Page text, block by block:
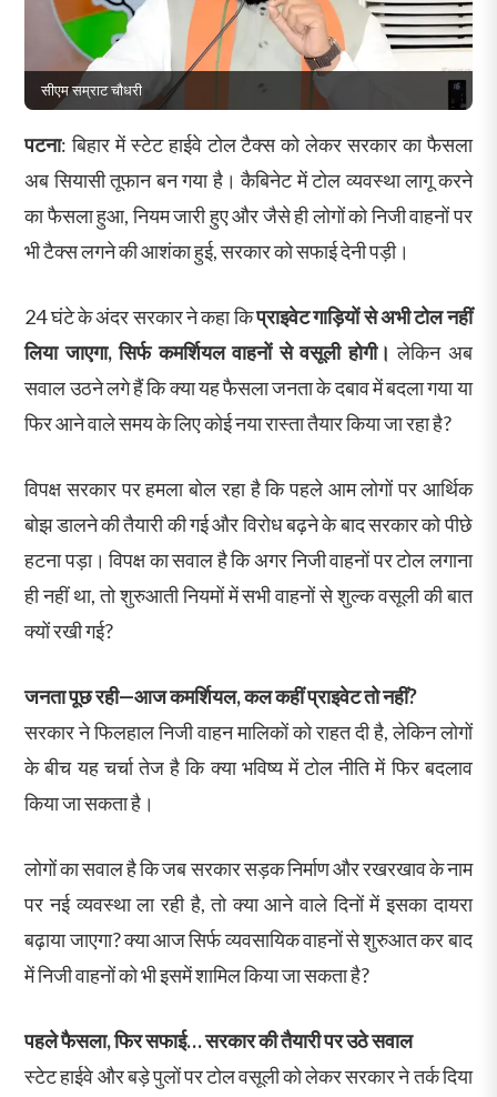
सीएम सम्राट चौधरी
पटना: बिहार में स्टेट हाईवे टोल टैक्स को लेकर सरकार का फैसला
अब सियासी तूफान बन गया है। कैबिनेट में टोल व्यवस्था लागू करने
का फैसला हुआ, नियम जारी हुए और जैसे ही लोगों को निजी वाहनों पर
भी टैक्स लगने की आशंका हुई, सरकार को सफाई देनी पड़ी।
24 घंटे के अंदर सरकार ने कहा किप्राइवेट गाड़ियों से अभी टोल नहीं
लिया जाएगा, सिर्फ कमर्शियल वाहनों से वसूली होगी। लेकिन अब
सवाल उठने लगे हैं कि क्या यह फैसला जनता के दबाव में बदला गया या
फिर आने वाले समय के लिए कोई नया रास्ता तैयार किया जा रहा है?
विपक्ष सरकार पर हमला बोल रहा है कि पहले आम लोगों पर आर्थिक
बोझ डालने की तैयारी की गई और विरोध बढ़ने के बाद सरकार को पीछे
हटना पड़ा। विपक्ष का सवाल है कि अगर निजी वाहनों पर टोल लगाना
ही नहीं था, तो शुरुआती नियमों में सभी वाहनों से शुल्क वसूली की बात
क्यों रखी गई?
जनता पूछ रही—आज कमर्शियल, कल कहीं प्राइवेट तो नहीं?
सरकार ने फिलहाल निजी वाहन मालिकों को राहत दी है, लेकिन लोगों
के बीच यह चर्चा तेज है कि क्या भविष्य में टोल नीति में फिर बदलाव
किया जा सकता है।
लोगों का सवाल है कि जब सरकार सड़क निर्माण और रखरखाव के नाम
पर नई व्यवस्था ला रही है, तो क्या आने वाले दिनों में इसका दायरा
बढ़ाया जाएगा? क्या आज सिर्फ व्यवसायिक वाहनों से शुरुआत कर बाद
में निजी वाहनों को भी इसमें शामिल किया जा सकता है?
पहले फैसला, फिर सफाई… सरकार की तैयारी पर उठे सवाल
स्टेट हाईवे और बड़े पुलों पर टोल वसूली को लेकर सरकार ने तर्क दिया